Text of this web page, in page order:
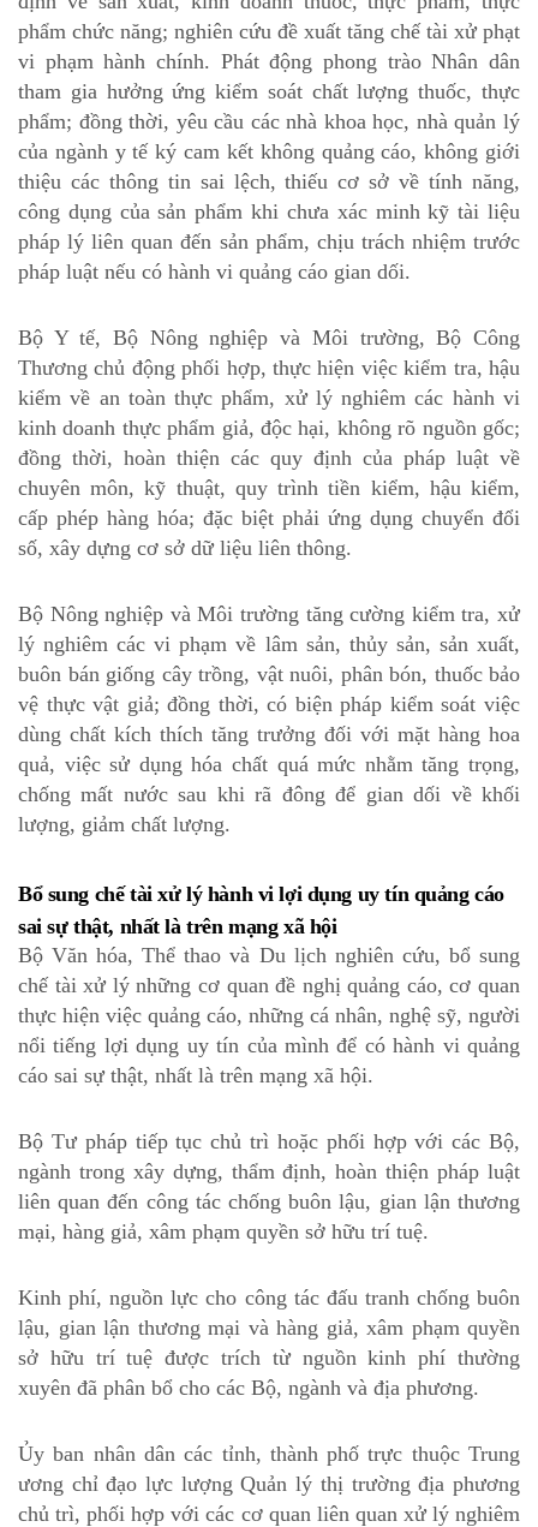
phẩm chức năng; nghiên cứu đề xuất tăng chế tài xử phạt
vi phạm hành chính. Phát động phong trào Nhân dân
tham gia hưởng ứng kiểm soát chất lượng thuốc, thực
phẩm; đồng thời, yêu cầu các nhà khoa học, nhà quản lý
của ngành y tế ký cam kết không quảng cáo, không giới
thiệu các thông tin sai lệch, thiếu cơ sở về tính năng,
công dụng của sản phẩm khi chưa xác minh kỹ tài liệu
pháp lý liên quan đến sản phẩm, chịu trách nhiệm trước
pháp luật nếu có hành vi quảng cáo gian dối.
Bộ Y tế, Bộ Nông nghiệp và Môi trường, Bộ Công
Thương chủ động phối hợp, thực hiện việc kiểm tra, hậu
kiểm về an toàn thực phẩm, xử lý nghiêm các hành vi
kinh doanh thực phẩm giả, độc hại, không rõ nguồn gốc;
đồng thời, hoàn thiện các quy định của pháp luật về
chuyên môn, kỹ thuật, quy trình tiền kiểm, hậu kiểm,
cấp phép hàng hóa; đặc biệt phải ứng dụng chuyển đổi
số, xây dựng cơ sở dữ liệu liên thông.
Bộ Nông nghiệp và Môi trường tăng cường kiểm tra, xử
lý nghiêm các vi phạm về lâm sản, thủy sản, sản xuất,
buôn bán giống cây trồng, vật nuôi, phân bón, thuốc bảo
vệ thực vật giả; đồng thời, có biện pháp kiểm soát việc
dùng chất kích thích tăng trưởng đối với mặt hàng hoa
quả, việc sử dụng hóa chất quá mức nhằm tăng trọng,
chống mất nước sau khi rã đông để gian dối về khối
lượng, giảm chất lượng.
Bổ sung chế tài xử lý hành vi lợi dụng uy tín quảng cáo
sai sự thật, nhất là trên mạng xã hội
Bộ Văn hóa, Thể thao và Du lịch nghiên cứu, bổ sung
chế tài xử lý những cơ quan đề nghị quảng cáo, cơ quan
thực hiện việc quảng cáo, những cá nhân, nghệ sỹ, người
nổi tiếng lợi dụng uy tín của mình để có hành vi quảng
cáo sai sự thật, nhất là trên mạng xã hội.
Bộ Tư pháp tiếp tục chủ trì hoặc phối hợp với các Bộ,
ngành trong xây dựng, thẩm định, hoàn thiện pháp luật
liên quan đến công tác chống buôn lậu, gian lận thương
mại, hàng giả, xâm phạm quyền sở hữu trí tuệ.
Kinh phí, nguồn lực cho công tác đấu tranh chống buôn
lậu, gian lận thương mại và hàng giả, xâm phạm quyền
sở hữu trí tuệ được trích từ nguồn kinh phí thường
xuyên đã phân bổ cho các Bộ, ngành và địa phương.
Ủy ban nhân dân các tỉnh, thành phố trực thuộc Trung
ương chỉ đạo lực lượng Quản lý thị trường địa phương
chủ trì, phối hợp với các cơ quan liên quan xử lý nghiêm